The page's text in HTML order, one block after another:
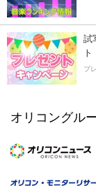
試
ト
プ
オリコングル